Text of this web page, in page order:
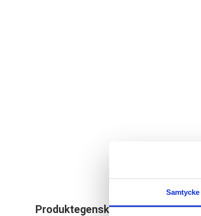
Samtycke
Produktegenskaper
BikeRay
på din